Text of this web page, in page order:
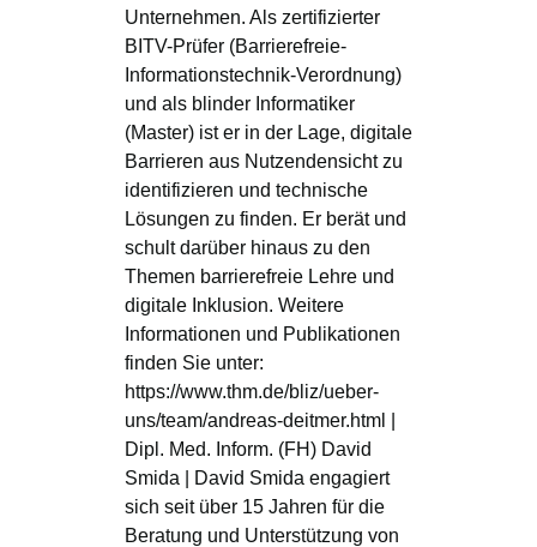
Unternehmen. Als zertifizierter
BITV-Prüfer (Barrierefreie-
Informationstechnik-Verordnung)
und als blinder Informatiker
(Master) ist er in der Lage, digitale
Barrieren aus Nutzendensicht zu
identifizieren und technische
Lösungen zu finden. Er berät und
schult darüber hinaus zu den
Themen barrierefreie Lehre und
digitale Inklusion. Weitere
Informationen und Publikationen
finden Sie unter:
https://www.thm.de/bliz/ueber-
uns/team/andreas-deitmer.html |
Dipl. Med. Inform. (FH) David
Smida | David Smida engagiert
sich seit über 15 Jahren für die
Beratung und Unterstützung von